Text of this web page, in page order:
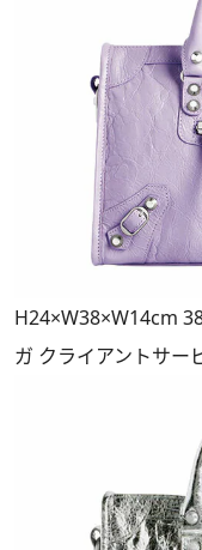
H24×W38×W14cm
ガ クライアントサー